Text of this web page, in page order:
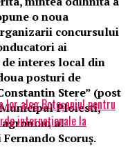
o noua
concursului
ai
interes local din
posturi de
Stere” (post
Ploiesti,
al
Scoruş.
lor aleg Botoșaniul pentru
internaționale la